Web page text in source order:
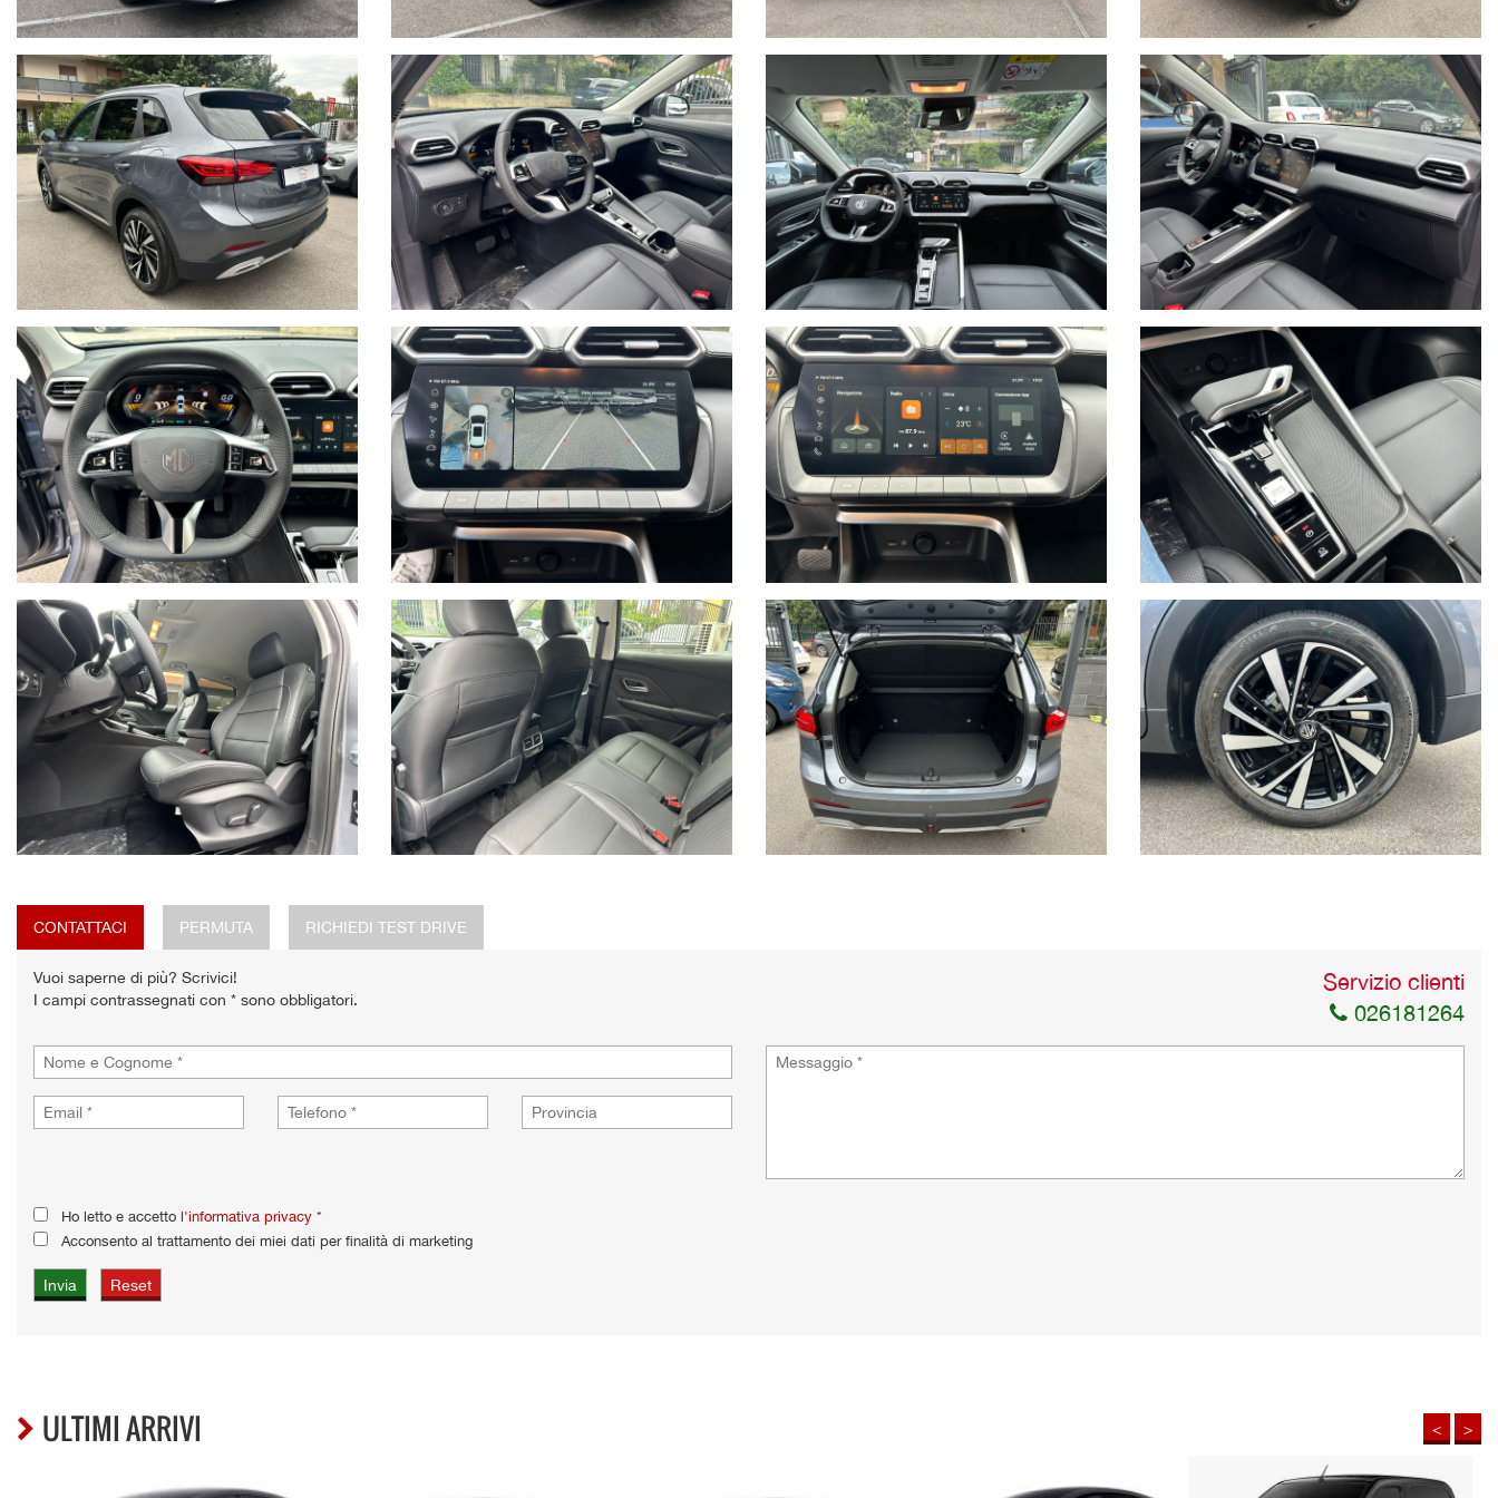
Sedile posteriore frazionato
Clima Automatico
Fari Full Led
Navigatore
Sensori di parcheggio Anteriori e Posteriori
Telecamere a 360°
Sensore Angolo Cieco
Sedili Elettrici
Sedili in Pelle
Sedili Riscaldati
Operiamo nel mercato automotive da più di 65 anni con la massima serietà e dedizione al cliente. Tutte le nostre vetture sono garantite, hanno il chilometraggio certificato e sono soggette a
rigorosissimi controlli prima di essere messe in vendita.
Per ulteriori informazioni:
email oppure
tel. 02 89617387
Cell. 333 7658357 - Andrea
Cell. 393 0596200 - Roberto
Sito web: www.brascaautomobili.it
Nota bene:
Le informazioni inerenti alla vettura e alla sua documentazione possono contenere errori o imprecisioni.
Quanto descritto non ha dunque valore contrattuale ma solo informativo.
L'onere di verifica è riservato all'acquirente.
CONTATTACI PERMUTA RICHIEDI TEST DRIVE
Vuoi saperne di più? Scrivici!
I campi contrassegnati con * sono obbligatori.
Servizio clienti
026181264
Ho letto e accetto l'informativa privacy *
Acconsento al trattamento dei miei dati per finalità di marketing
ULTIMI ARRIVI < >